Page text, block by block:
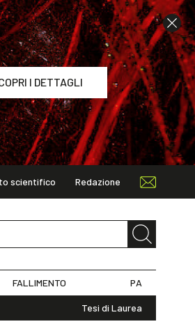
I DETTAGLI
scientifico Redazione
FALLIMENTO PA
Tesi di Laurea